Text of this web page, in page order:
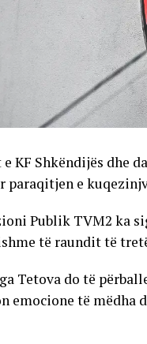
KF Shkëndijës dhe
paraqitjen e
Publik TVM2 ka
të raundit të
Tetova do të
emocione të mëdha